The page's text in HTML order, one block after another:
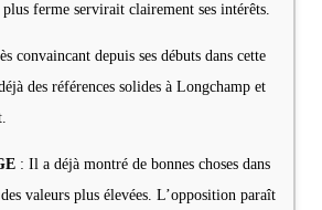
ferme servirait clairement ses intérêts.
convaincant depuis ses débuts dans cette
des références solides à Longchamp et
: Il a déjà montré de bonnes choses dans
valeurs plus élevées. L’opposition paraît